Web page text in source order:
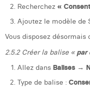
Recherchez «
Ajoutez le modèle de
Vous disposez désormais
2.5.2 Créer la balise «par
Allez dans Balises →
Type de balise :